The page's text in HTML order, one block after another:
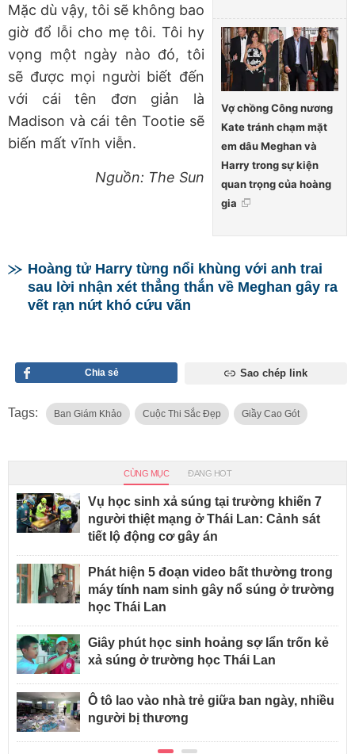
Vợ chồng Công nương
Kate tránh chạm mặt
em dâu Meghan và
Harry trong sự kiện
quan trọng của hoàng
gia
Mặc dù vậy, tôi sẽ không bao
giờ đổ lỗi cho mẹ tôi. Tôi hy
vọng một ngày nào đó, tôi
sẽ được mọi người biết đến
với cái tên đơn giản là
Madison và cái tên Tootie sẽ
biến mất vĩnh viễn.
Nguồn: The Sun
Hoàng tử Harry từng nổi khùng với anh trai
sau lời nhận xét thẳng thắn về Meghan gây ra
vết rạn nứt khó cứu vãn
Chia sẻ Sao chép link
Tags: Ban Giám Khảo Cuộc Thi Sắc Đẹp Giầy Cao Gót
CÙNG MỤC ĐANG HOT
Vụ học sinh xả súng tại trường khiến 7
người thiệt mạng ở Thái Lan: Cảnh sát
tiết lộ động cơ gây án
Phát hiện 5 đoạn video bất thường trong
máy tính nam sinh gây nổ súng ở trường
học Thái Lan
Giây phút học sinh hoảng sợ lẩn trốn kẻ
xả súng ở trường học Thái Lan
Ô tô lao vào nhà trẻ giữa ban ngày, nhiều
người bị thương